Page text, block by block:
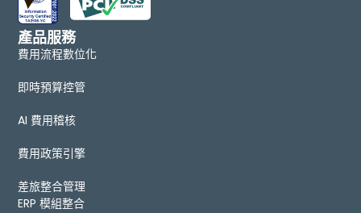
產品服務
費用流程數位化
即時預算控管
AI 費用稽核
費用政策引擎
差旅整合管理
ERP 模組整合